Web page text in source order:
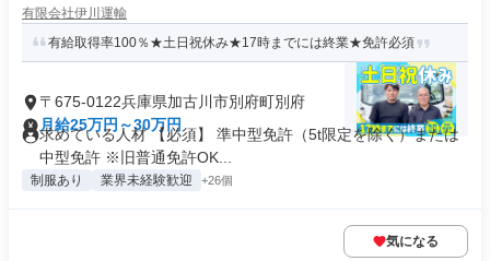
有限会社伊川運輸
有給取得率100％★土日祝休み★17時までには終業★免許必須
〒675-0122兵庫県加古川市別府町別府
月給25万円～30万円
求めている人材 【必須】 準中型免許（5t限定を除く）または
中型免許 ※旧普通免許OK...
制服あり 業界未経験歓迎 +26個
気になる